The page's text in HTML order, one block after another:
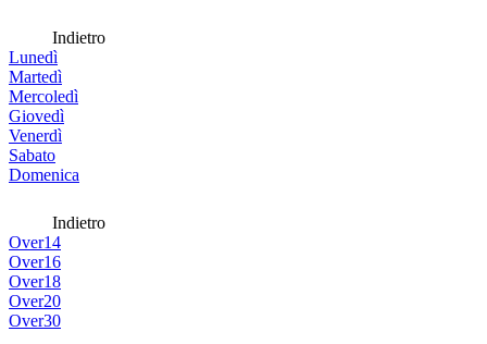
Indietro
Lunedì
Martedì
Mercoledì
Giovedì
Venerdì
Sabato
Domenica
Indietro
Over14
Over16
Over18
Over20
Over30